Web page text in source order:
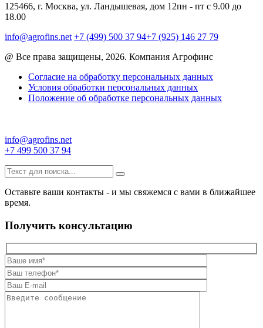
125466, г. Москва, ул. Ландышевая, дом 12пн - пт с 9.00 до
18.00
info@agrofins.net +7 (499) 500 37 94+7 (925) 146 27 79
@ Все права защищены, 2026. Компания Агрофинс
Согласие на обработку персональных данных
Условия обработки персональных данных
Положение об обработке персональных данных
info@agrofins.net
+7 499 500 37 94
Оставьте ваши контакты - и мы свяжемся с вами в ближайшее
время.
Получить консультацию